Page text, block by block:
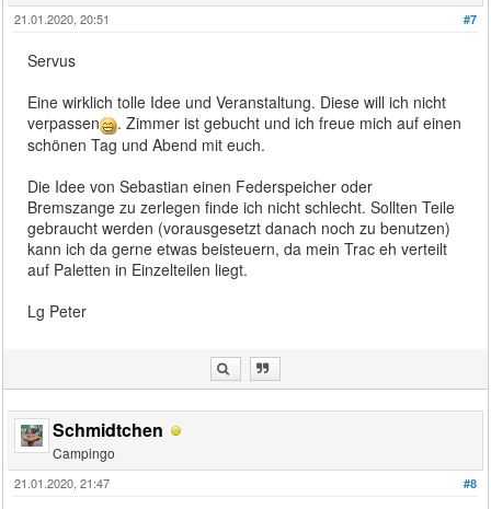
#7
21.01.2020, 20:51
Servus
Eine wirklich tolle Idee und Veranstaltung. Diese will ich nicht
verpassen
. Zimmer ist gebucht und ich freue mich auf einen
schönen Tag und Abend mit euch.
Die Idee von Sebastian einen Federspeicher oder
Bremszange zu zerlegen finde ich nicht schlecht. Sollten Teile
gebraucht werden (vorausgesetzt danach noch zu benutzen)
kann ich da gerne etwas beisteuern, da mein Trac eh verteilt
auf Paletten in Einzelteilen liegt.
Lg Peter
Schmidtchen
Campingo
#8
21.01.2020, 21:47